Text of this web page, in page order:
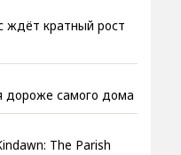
ждёт кратный рост
дороже самого дома
The Parish